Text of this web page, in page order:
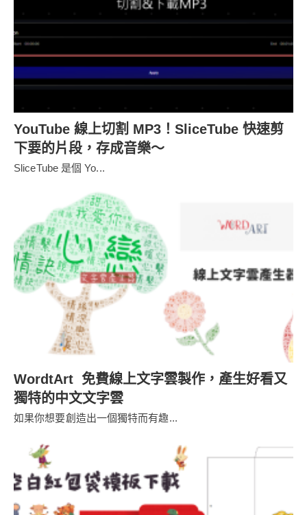
YouTube 線上切割 MP3！SliceTube 快速剪
下要的片段，存成音樂～
SliceTube 是個 Yo...
WordtArt 免費線上文字雲製作，產生好看又
獨特的中文文字雲
如果你想要創造出一個獨特而有趣...